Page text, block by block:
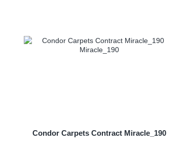
Condor Carpets Contract Miracle_190